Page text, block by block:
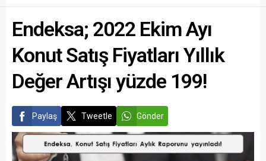
Endeksa; 2022 Ekim Ayı
Konut Satış Fiyatları Yıllık
Değer Artışı yüzde 199!
Paylaş Tweetle Gönder